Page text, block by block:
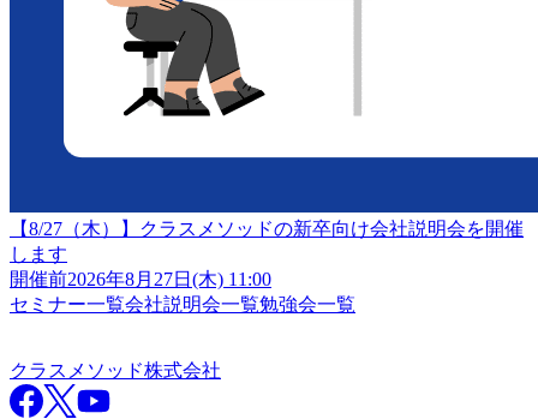
【8/27（木）】クラスメソッドの新卒向け会社説明会を開催
します
開催前2026年8月27日(木) 11:00
セミナー一覧会社説明会一覧勉強会一覧
クラスメソッド株式会社
Facebook
X YouTube